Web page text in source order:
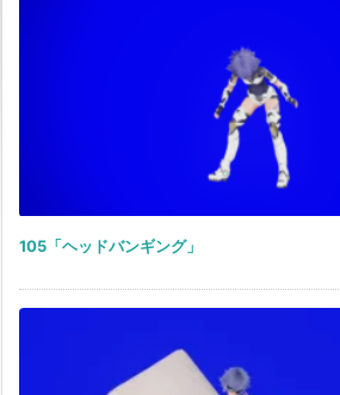
105「ヘッドバンギング」